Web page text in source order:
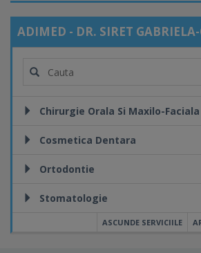
ADIMED - DR. SIRET
Chirurgie Orala Si Maxilo-Faciala
Cosmetica Dentara
Ortodontie
Stomatologie
ASCUNDE SERVICIILE